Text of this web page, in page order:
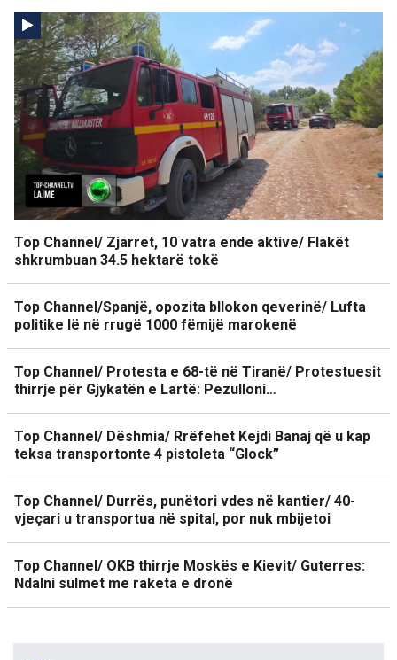
Top Channel/ Zjarret, 10 vatra ende aktive/ Flakët
shkrumbuan 34.5 hektarë tokë
Top Channel/Spanjë, opozita bllokon qeverinë/ Lufta
politike lë në rrugë 1000 fëmijë marokenë
Top Channel/ Protesta e 68-të në Tiranë/ Protestuesit
thirrje për Gjykatën e Lartë: Pezulloni…
Top Channel/ Dëshmia/ Rrëfehet Kejdi Banaj që u kap
teksa transportonte 4 pistoleta “Glock”
Top Channel/ Durrës, punëtori vdes në kantier/ 40-
vjeçari u transportua në spital, por nuk mbijetoi
Top Channel/ OKB thirrje Moskës e Kievit/ Guterres:
Ndalni sulmet me raketa e dronë